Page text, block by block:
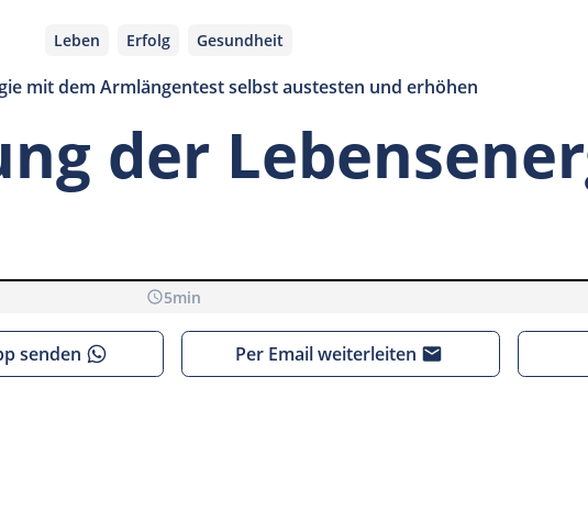
Leben Erfolg Gesundheit
mit dem Armlängentest selbst austesten und erhöhen
der
wir dich informieren, dass beim Aufrufen der Videos Daten an
5min
senden Per Email weiterleiten